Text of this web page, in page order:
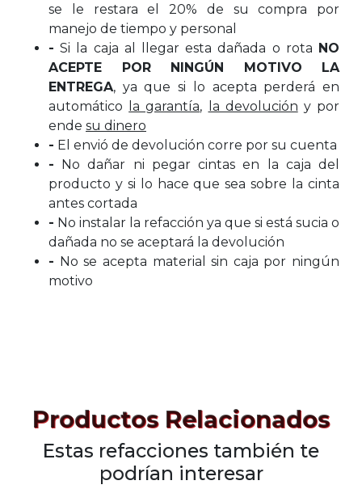
se le restara el 20% de su compra por
manejo de tiempo y personal
- Si la caja al llegar esta dañada o rota NO
ACEPTE POR NINGÚN MOTIVO LA
ENTREGA, ya que si lo acepta perderá en
automático
la garantía, la devolución y por
ende su dinero
- El envió de devolución corre por su cuenta
- No dañar ni pegar cintas en la caja del
producto y si lo hace que sea sobre la cinta
antes cortada
- No instalar la refacción ya que si está sucia o
dañada no se aceptará la devolución
- No se acepta material sin caja por ningún
motivo
Productos Relacionados
Estas refacciones también te
podrían interesar